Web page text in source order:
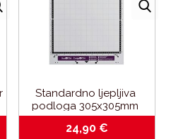
Standardno ljepljiva
podloga 305x305mm
CAMATSTD12_za brother
CM900
24,90 €